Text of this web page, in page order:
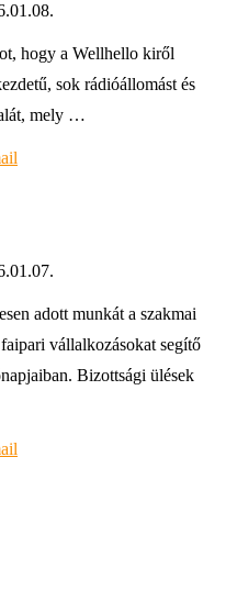
hogy a Wellhello kiről
sok rádióállomást és
mely …
adott munkát a szakmai
vállalkozásokat segítő
Bizottsági ülések